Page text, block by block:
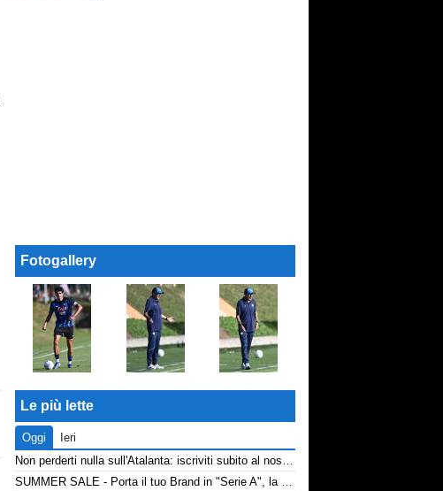
Fotogallery
Le più lette
Oggi
Ieri
Non perderti nulla sull'Atalanta: iscriviti subito al nostro canale WhatsApp!
SUMMER SALE - Porta il tuo Brand in "Serie A", la tua azienda e professione titolare nel cuore dell'Atalanta